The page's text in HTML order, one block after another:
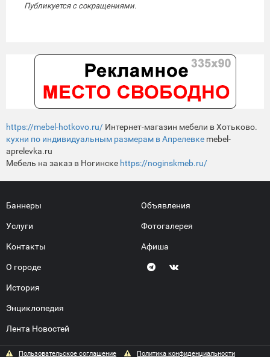
Публикуется с сокращениями.
https://mebel-hotkovo.ru/ Интернет-магазин мебели в Хотьково.
кухни по индивидуальным размерам в Апрелевке mebel-
aprelevka.ru
Мебель на заказ в Ногинске https://noginskmeb.ru/
Баннеры
Услуги
Контакты
О городе
История
Энциклопедия
Лента Новостей
Объявления
Фотогалерея
Афиша
Пользовательское соглашение Политика конфиденциальности